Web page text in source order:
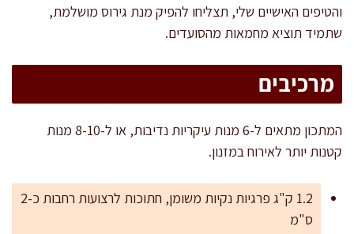
והטיפים האישיים שלי, תצליחו להפיק מנת גירוס מושלמת,
שתמיד תוציא מחמאות מהסועדים.
מרכיבים
המתכון מתאים ל-6 מנות עיקריות נדיבות, או ל-8-10 מנות
קטנות יותר לאירוח במזנון.
1.2 ק"ג פרגיות נקיות משומן, חתוכות לרצועות רחבות כ-2
ס"מ